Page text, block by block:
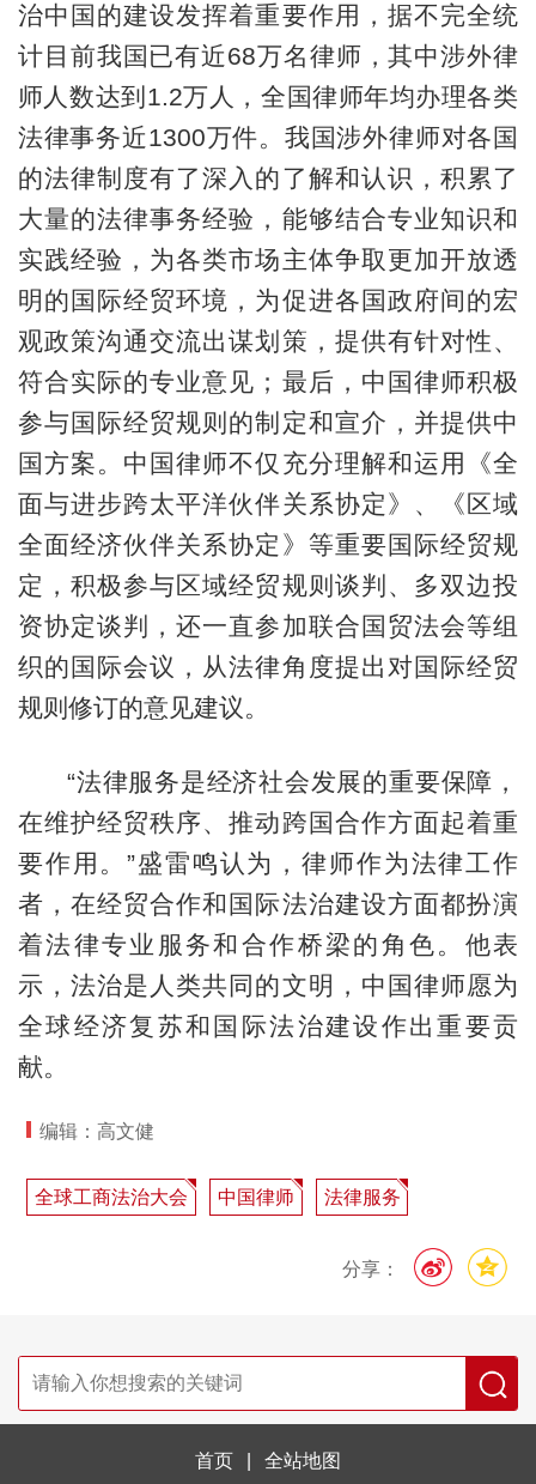
治中国的建设发挥着重要作用，据不完全统
计目前我国已有近68万名律师，其中涉外律
师人数达到1.2万人，全国律师年均办理各类
法律事务近1300万件。我国涉外律师对各国
的法律制度有了深入的了解和认识，积累了
大量的法律事务经验，能够结合专业知识和
实践经验，为各类市场主体争取更加开放透
明的国际经贸环境，为促进各国政府间的宏
观政策沟通交流出谋划策，提供有针对性、
符合实际的专业意见；最后，中国律师积极
参与国际经贸规则的制定和宣介，并提供中
国方案。中国律师不仅充分理解和运用《全
面与进步跨太平洋伙伴关系协定》、《区域
全面经济伙伴关系协定》等重要国际经贸规
定，积极参与区域经贸规则谈判、多双边投
资协定谈判，还一直参加联合国贸法会等组
织的国际会议，从法律角度提出对国际经贸
规则修订的意见建议。
“法律服务是经济社会发展的重要保障，
在维护经贸秩序、推动跨国合作方面起着重
要作用。”盛雷鸣认为，律师作为法律工作
者，在经贸合作和国际法治建设方面都扮演
着法律专业服务和合作桥梁的角色。他表
示，法治是人类共同的文明，中国律师愿为
全球经济复苏和国际法治建设作出重要贡
献。
编辑：高文健
全球工商法治大会 中国律师 法律服务
分享：
首页 全站地图